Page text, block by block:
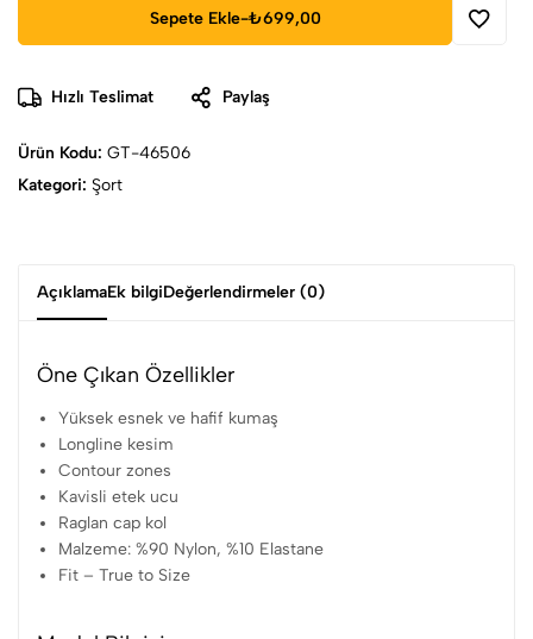
Sepete Ekle-₺699,00
Hızlı Teslimat Paylaş
Ürün Kodu: GT-46506
Kategori: Şort
AçıklamaEk bilgiDeğerlendirmeler (0)
Öne Çıkan Özellikler
Yüksek esnek ve hafif kumaş
Longline kesim
Contour zones
Kavisli etek ucu
Raglan cap kol
Malzeme: %90 Nylon, %10 Elastane
Fit – True to Size